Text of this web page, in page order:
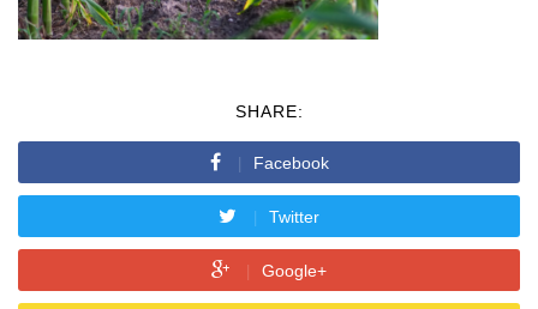
SHARE:
Facebook
Twitter
Google+